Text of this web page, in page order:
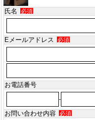
氏名 必須
Eメールアドレス 必須
お電話番号
-
お問い合わせ内容 必須